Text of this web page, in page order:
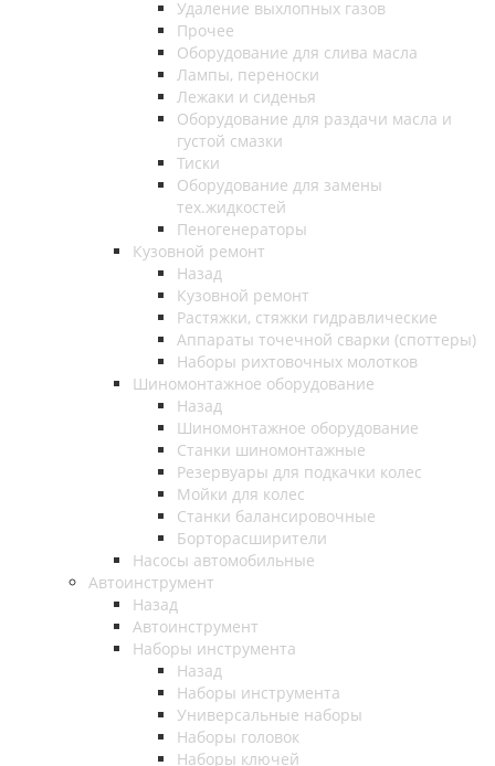
Удаление выхлопных газов
Прочее
Оборудование для слива масла
Лампы, переноски
Лежаки и сиденья
Оборудование для раздачи масла и
густой смазки
Тиски
Оборудование для замены
тех.жидкостей
Пеногенераторы
Кузовной ремонт
Назад
Кузовной ремонт
Растяжки, стяжки гидравлические
Аппараты точечной сварки (споттеры)
Наборы рихтовочных молотков
Шиномонтажное оборудование
Назад
Шиномонтажное оборудование
Станки шиномонтажные
Резервуары для подкачки колес
Мойки для колес
Станки балансировочные
Борторасширители
Насосы автомобильные
Автоинструмент
Назад
Автоинструмент
Наборы инструмента
Назад
Наборы инструмента
Универсальные наборы
Наборы головок
Наборы ключей